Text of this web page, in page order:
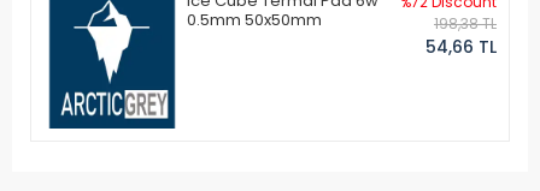
0.5mm 50x50mm
198,38 TL
54,66 TL